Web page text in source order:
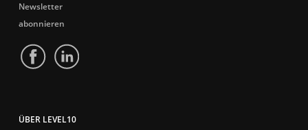
Newsletter
abonnieren
ÜBER LEVEL10